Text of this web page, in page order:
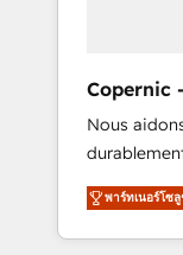
days ⚡ - Global: 75+
continents 🌐 - Scale:
grown &
🪴 - Sales Hub: More
any other
Salesforce
Copernic
HubSpot
Nous
aux vrais défis : • Intégration
avec
Alignement
พาร์ทเนอร์โซ